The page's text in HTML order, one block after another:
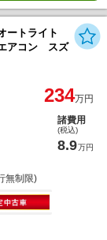
ートライト
アコン スズ
234万円
諸費用
(税込)
8.9万円
無制限)